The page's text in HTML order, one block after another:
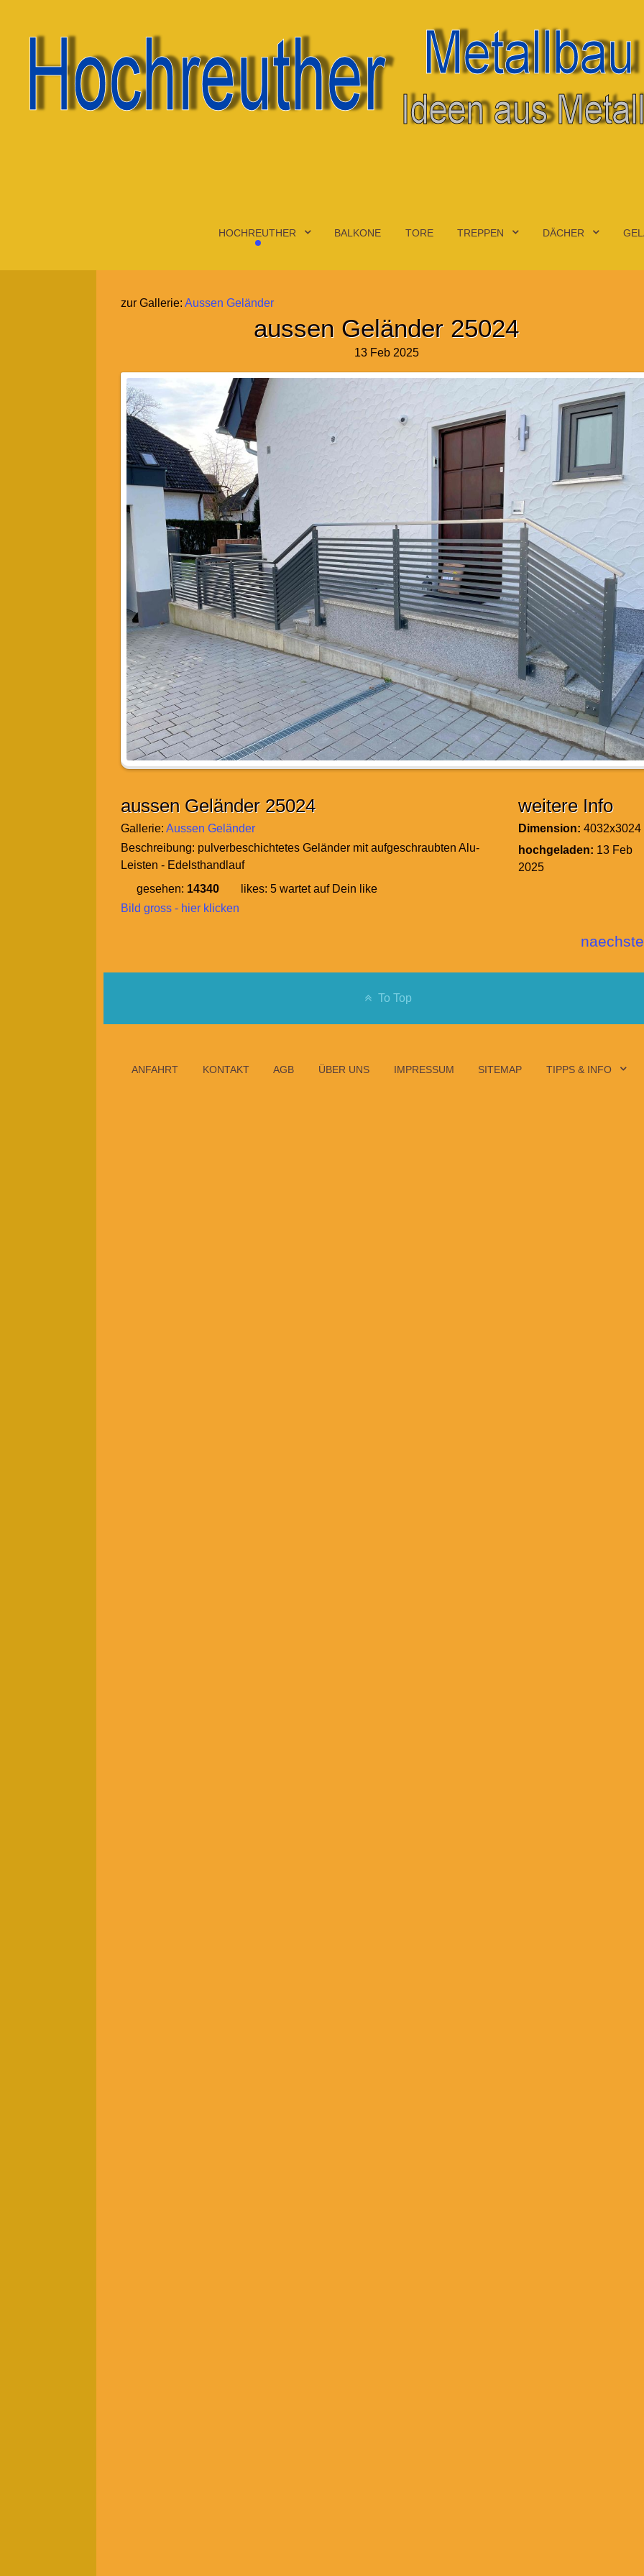
HOCHREUTHER BALKONE TORE TREPPEN DÄCHER
zur Gallerie:Aussen Geländer
aussen Geländer 25024
13 Feb 2025
aussen Geländer 25024
Gallerie:Aussen Geländer
Beschreibung: pulverbeschichtetes Geländer mit aufgeschraubten Alu-
Leisten - Edelsthandlauf
gesehen: 14340 likes:5 wartet auf Dein like
Bild gross - hier klicken
weitere Info
Dimension:4032x3024
hochgeladen: 13 Feb
2025
To Top
ANFAHRT KONTAKT AGB ÜBER UNS IMPRESSUM SITEMAP TIPPS & INFO